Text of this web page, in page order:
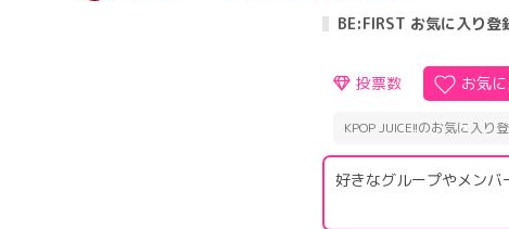
BE:FIRST お気に入り登
投票数 お気
KPOP JUICE!!のお気に入り
好きなグループやメン